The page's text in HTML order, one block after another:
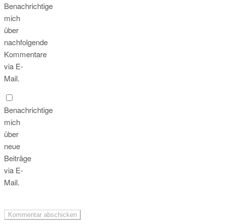
Benachrichtige
mich
über
nachfolgende
Kommentare
via E-
Mail.
Benachrichtige
mich
über
neue
Beiträge
via E-
Mail.